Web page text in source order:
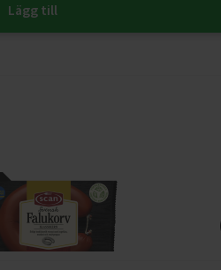
Lägg till